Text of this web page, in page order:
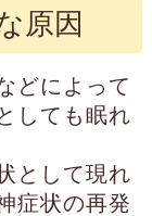
原因
どによって
しても眠れ
として現れ
症状の再発